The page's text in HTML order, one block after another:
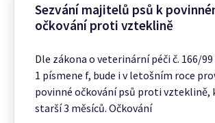
Sezvání majitelů psů k
očkování proti vzteklině
Dle zákona o veterinární péči č. 166/99
1 písmene f, bude i v letošním roce
povinné očkování psů proti vzteklině,
starší 3 měsíců. Očkování